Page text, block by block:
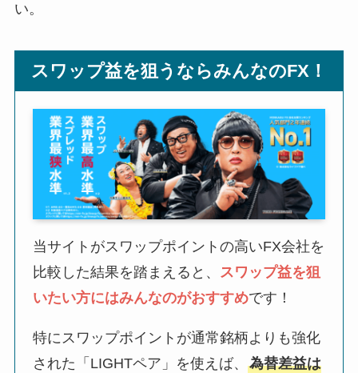
い。
スワップ益を狙うならみんなのFX！
当サイトがスワップポイントの高いFX会社を
比較した結果を踏まえると、 スワップ益を狙
いたい方にはみんなのがおすすめです！
特にスワップポイントが通常銘柄よりも強化
された「LIGHTペア」を使えば、為替差益は